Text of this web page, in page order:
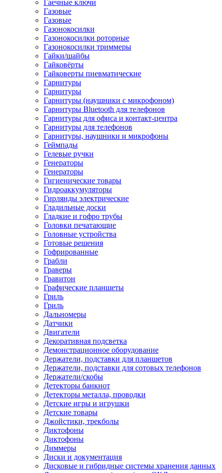
Гаечные ключи
Газовые
Газовые
Газонокосилки
Газонокосилки роторные
Газонокосилки триммеры
Гайки/шайбы
Гайковёрты
Гайковерты пневматические
Гарнитуры
Гарнитуры
Гарнитуры (наушники с микрофоном)
Гарнитуры Bluetooth для телефонов
Гарнитуры для офиса и контакт-центра
Гарнитуры для телефонов
Гарнитуры, наушники и микрофоны
Геймпады
Гелевые ручки
Генераторы
Генераторы
Гигиенические товары
Гидроаккумуляторы
Гирлянды электрические
Гладильные доски
Гладкие и гофро трубы
Головки печатающие
Головные устройства
Готовые решения
Гофрированные
Грабли
Граверы
Гравитон
Графические планшеты
Гриль
Гриль
Дальномеры
Датчики
Двигатели
Декоративная подсветка
Демонстрационное оборудование
Держатели, подставки для планшетов
Держатели, подставки для сотовых телефонов
Держатели/скобы
Детекторы банкнот
Детекторы металла, проводки
Детские игры и игрушки
Детские товары
Джойстики, трекболы
Диктофоны
Диктофоны
Диммеры
Диски и документация
Дисковые и гибридные системы хранения данных